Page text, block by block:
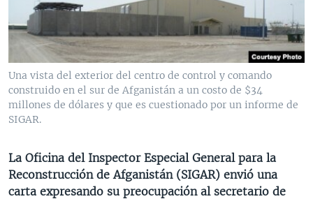
VENEZUELA
BRASIL
NICARAGUA
ECONOMÍA
ENTRETENIMIENTO Y CULTURA
TECNOLOGÍA
DEPORTES
MULTIMEDIA
VIDEOS
FOTOGRAFÍA
AUDIOS
PROGRAMAS TV
EL MUNDO AL DÍA
FORO INTERAMERICANO
PANORAMA
RADIO
AVANCE INFORMATIVO
ESTADOS UNIDOS AL DÍA
EL MUNDO AL DÍA [RADIO]
DIRECT
DOCUMENTALES DE LA VOA
SÍGANOS
Una vista del exterior del centro de control y comando
construido en el sur de Afganistán a un costo de $34
millones de dólares y que es cuestionado por un informe de
SIGAR.
La Oficina del Inspector Especial General para la
Reconstrucción de Afganistán (SIGAR) envió una
carta expresando su preocupación al secretario de